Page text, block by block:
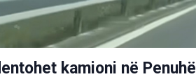
kamioni në Penuhë